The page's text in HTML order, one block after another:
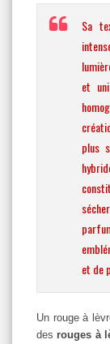
Sa
et
plus
et de
Un rouge à
des rouges à